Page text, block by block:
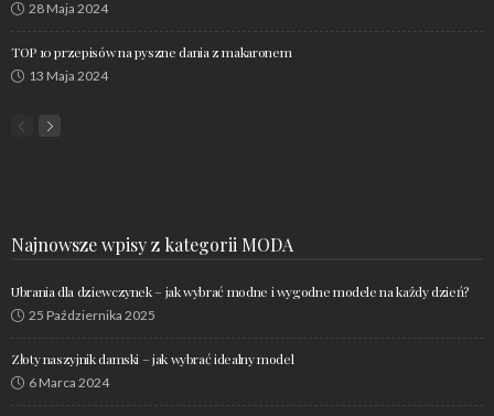
28 Maja 2024
TOP 10 przepisów na pyszne dania z makaronem
13 Maja 2024
Najnowsze wpisy z kategorii MODA
Ubrania dla dziewczynek – jak wybrać modne i wygodne modele na każdy dzień?
25 Października 2025
Złoty naszyjnik damski – jak wybrać idealny model
6 Marca 2024